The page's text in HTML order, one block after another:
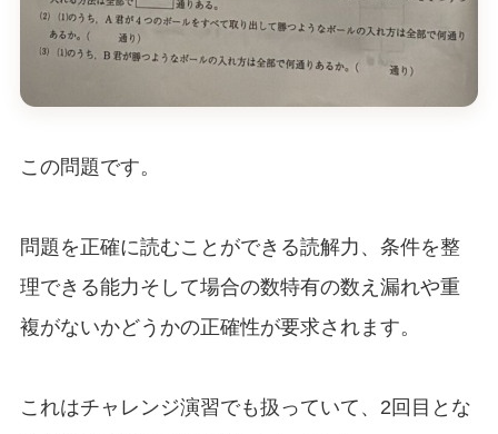
この問題です。
問題を正確に読むことができる読解力、条件を整
理できる能力そして場合の数特有の数え漏れや重
複がないかどうかの正確性が要求されます。
これはチャレンジ演習でも扱っていて、2回目とな